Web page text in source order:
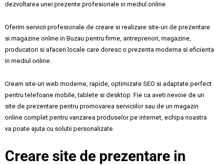
dezvoltarea unei prezente profesionale in mediul online.
Oferim servicii profesionale de creare si realizare site-uri de prezentare
si magazine online in Buzau pentru firme, antreprenori, magazine,
producatori si afaceri locale care doresc o prezenta moderna si eficienta
in mediul online.
Cream site-uri web moderne, rapide, optimizate SEO si adaptate perfect
pentru telefoane mobile, tablete si desktop. Fie ca aveti nevoie de un
site de prezentare pentru promovarea serviciilor sau de un magazin
online complet pentru vanzarea produselor pe internet, echipa noastra
va poate ajuta cu solutii personalizate.
Creare site de prezentare in